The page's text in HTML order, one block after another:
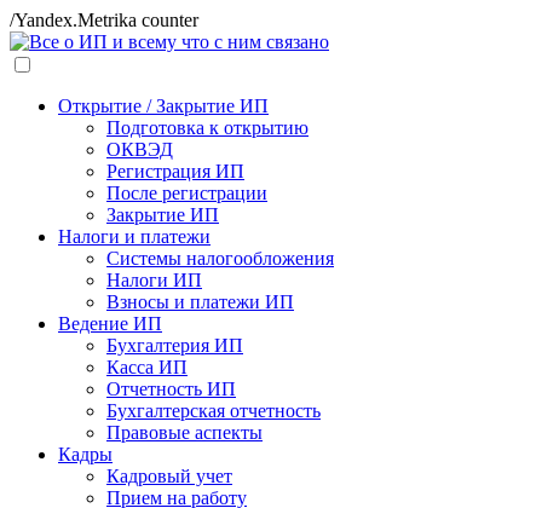
/Yandex.Metrika counter
Открытие / Закрытие ИП
Подготовка к открытию
ОКВЭД
Регистрация ИП
После регистрации
Закрытие ИП
Налоги и платежи
Системы налогообложения
Налоги ИП
Взносы и платежи ИП
Ведение ИП
Бухгалтерия ИП
Касса ИП
Отчетность ИП
Бухгалтерская отчетность
Правовые аспекты
Кадры
Кадровый учет
Прием на работу